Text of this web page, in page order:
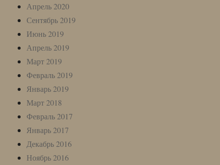
Апрель 2020
Сентябрь 2019
Июнь 2019
Апрель 2019
Март 2019
Февраль 2019
Январь 2019
Март 2018
Февраль 2017
Январь 2017
Декабрь 2016
Ноябрь 2016